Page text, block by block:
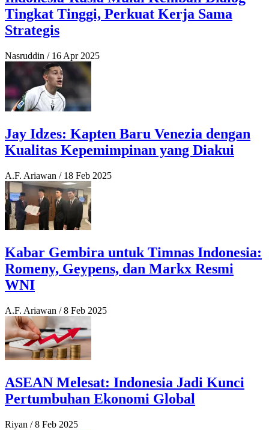
Tingkat Tinggi, Perkuat Kerja Sama
Strategis
Nasruddin / 16 Apr 2025
Jay Idzes: Kapten Baru Venezia dengan
Kualitas Kepemimpinan yang Diakui
A.F. Ariawan / 18 Feb 2025
Kabar Gembira untuk Timnas Indonesia:
Romeny, Geypens, dan Markx Resmi
WNI
A.F. Ariawan / 8 Feb 2025
ASEAN Melesat: Indonesia Jadi Kunci
Pertumbuhan Ekonomi Global
Riyan / 8 Feb 2025